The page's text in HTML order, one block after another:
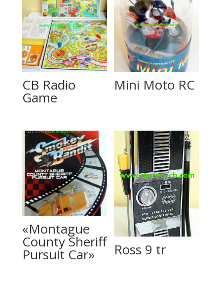
CB Radio
Game
Mini Moto RC
«Montague
County Sheriff
Pursuit Car» Ross 9 tr